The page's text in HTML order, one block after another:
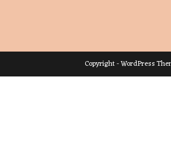
Copyright - WordPress